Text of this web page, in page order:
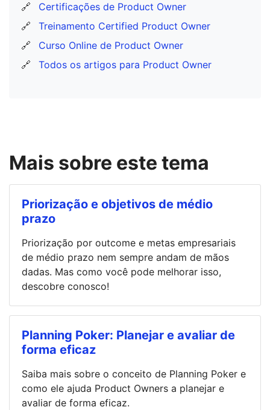
🔗
Certificações de Product Owner
🔗
Treinamento Certified Product Owner
🔗
Curso Online de Product Owner
🔗
Todos os artigos para Product Owner
Mais sobre este tema
Priorização e objetivos de médio
prazo
Priorização por outcome e metas empresariais
de médio prazo nem sempre andam de mãos
dadas. Mas como você pode melhorar isso,
descobre conosco!
Planning Poker: Planejar e avaliar de
forma eficaz
Saiba mais sobre o conceito de Planning Poker e
como ele ajuda Product Owners a planejar e
avaliar de forma eficaz.